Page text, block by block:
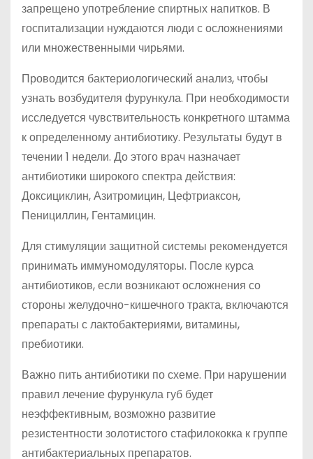
запрещено употребление спиртных напитков. В
госпитализации нуждаются люди с осложнениями
или множественными чирьями.
Проводится бактериологический анализ, чтобы
узнать возбудителя фурункула. При необходимости
исследуется чувствительность конкретного штамма
к определенному антибиотику. Результаты будут в
течении 1 недели. До этого врач назначает
антибиотики широкого спектра действия:
Доксициклин, Азитромицин, Цефтриаксон,
Пенициллин, Гентамицин.
Для стимуляции защитной системы рекомендуется
принимать иммуномодуляторы. После курса
антибиотиков, если возникают осложнения со
стороны желудочно-кишечного тракта, включаются
препараты с лактобактериями, витамины,
пребиотики.
Важно пить антибиотики по схеме. При нарушении
правил лечение фурункула губ будет
неэффективным, возможно развитие
резистентности золотистого стафилококка к группе
антибактериальных препаратов.